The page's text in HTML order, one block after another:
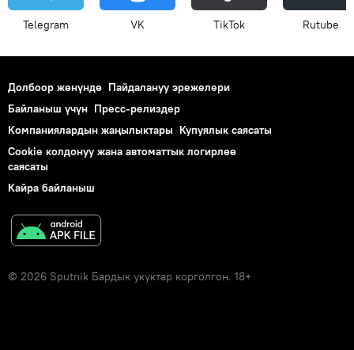
Telegram VK ТikТоk Rutube
Долбоор жөнүндө Пайдалануу эрежелери
Байланыш үчүн Пресс-релиздер
Компаниялардын жаңылыктары Купуялык саясаты
Cookie колдонуу жана автоматтык логирлөө
саясаты
Кайра байланыш
© 2026 Sputnik Бардык укуктар корголгон. 18+